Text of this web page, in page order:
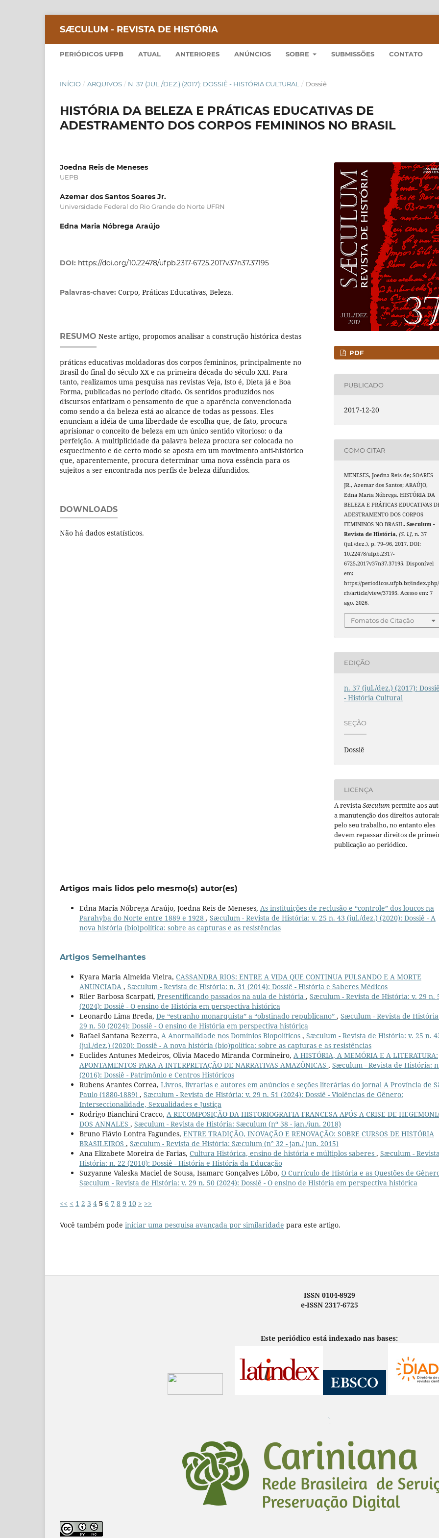
SÆCULUM - REVISTA DE HISTÓRIA
PERIÓDICOS UFPB ATUAL ANTERIORES ANÚNCIOS SOBRE SUBMISSÕES CONTATO
INÍCIO / ARQUIVOS / N. 37 (JUL./DEZ.) (2017): DOSSIÊ - HISTÓRIA CULTURAL / Dossiê
HISTÓRIA DA BELEZA E PRÁTICAS EDUCATIVAS DE
ADESTRAMENTO DOS CORPOS FEMININOS NO BRASIL
Joedna Reis de Meneses
UEPB
Azemar dos Santos Soares Jr.
Universidade Federal do Rio Grande do Norte UFRN
Edna Maria Nóbrega Araújo
DOI: https://doi.org/10.22478/ufpb.2317-6725.2017v37n37.37195
Palavras-chave: Corpo, Práticas Educativas, Beleza.
RESUMO Neste artigo, propomos analisar a construção histórica destas
práticas educativas moldadoras dos corpos femininos, principalmente no
Brasil do final do século XX e na primeira década do século XXI. Para
tanto, realizamos uma pesquisa nas revistas Veja, Isto é, Dieta já e Boa
Forma, publicadas no período citado. Os sentidos produzidos nos
discursos enfatizam o pensamento de que a aparência convencionada
como sendo a da beleza está ao alcance de todas as pessoas. Eles
enunciam a idéia de uma liberdade de escolha que, de fato, procura
aprisionar o conceito de beleza em um único sentido vitorioso: o da
perfeição. A multiplicidade da palavra beleza procura ser colocada no
esquecimento e de certo modo se aposta em um movimento anti-histórico
que, aparentemente, procura determinar uma nova essência para os
sujeitos a ser encontrada nos perfis de beleza difundidos.
DOWNLOADS
Não há dados estatísticos.
PDF
PUBLICADO
2017-12-20
COMO CITAR
MENESES, Joedna Reis de; SOARES
JR., Azemar dos Santos; ARAÚJO,
Edna Maria Nóbrega. HISTÓRIA DA
BELEZA E PRÁTICAS EDUCATIVAS
ADESTRAMENTO DOS CORPOS
FEMININOS NO BRASIL.Sæculum -
Revista de História,[S. l.], n. 37
(jul./dez.), p. 79–96, 2017. DOI:
10.22478/ufpb.2317-
6725.2017v37n37.37195. Disponível
em:
https://periodicos.ufpb.br/
rh/article/view/37195. Acesso em: 7
ago. 2026.
Fomatos de Citação
EDIÇÃO
n. 37 (jul./dez.) (2017):
- História Cultural
SEÇÃO
Dossiê
LICENÇA
A revistaSæculumpermite aos
a manutenção dos direitos
pelo seu trabalho, no entanto eles
devem repassar direitos de
publicação ao periódico.
Artigos mais lidos pelo mesmo(s) autor(es)
Edna Maria Nóbrega Araújo, Joedna Reis de Meneses, As instituições de reclusão e “controle” dos loucos na
Parahyba do Norte entre 1889 e 1928 , Sæculum - Revista de História: v. 25 n. 43 (jul./dez.) (2020): Dossiê - A
nova história (bio)política: sobre as capturas e as resistências
Artigos Semelhantes
Kyara Maria Almeida Vieira, CASSANDRA RIOS: ENTRE A VIDA QUE CONTINUA PULSANDO E A MORTE
ANUNCIADA , Sæculum - Revista de História: n. 31 (2014): Dossiê - História e Saberes Médicos
Riler Barbosa Scarpati, Presentificando passados na aula de história , Sæculum - Revista de História: v. 29 n.
(2024): Dossiê - O ensino de História em perspectiva histórica
Leonardo Lima Breda, De “estranho monarquista” a “obstinado republicano” , Sæculum - Revista de
29 n. 50 (2024): Dossiê - O ensino de História em perspectiva histórica
Rafael Santana Bezerra, A Anormalidade nos Domínios Biopolíticos , Sæculum - Revista de História: v. 25 n.
(jul./dez.) (2020): Dossiê - A nova história (bio)política: sobre as capturas e as resistências
Euclides Antunes Medeiros, Olivia Macedo Miranda Cormineiro, A HISTÓRIA, A MEMÓRIA E A LITERATURA:
APONTAMENTOS PARA A INTERPRETAÇÃO DE NARRATIVAS AMAZÔNICAS , Sæculum - Revista de História:
(2016): Dossiê - Patrimônio e Centros Históricos
Rubens Arantes Correa, Livros, livrarias e autores em anúncios e seções literárias do jornal A Província de
Paulo (1880-1889) , Sæculum - Revista de História: v. 29 n. 51 (2024): Dossiê - Violências de Gênero:
Interseccionalidade, Sexualidades e Justiça
Rodrigo Bianchini Cracco, A RECOMPOSIÇÃO DA HISTORIOGRAFIA FRANCESA APÓS A CRISE DE
DOS ANNALES , Sæculum - Revista de História: Sæculum (nº 38 - jan./jun. 2018)
Bruno Flávio Lontra Fagundes, ENTRE TRADIÇÃO, INOVAÇÃO E RENOVAÇÃO: SOBRE CURSOS DE HISTÓRIA
BRASILEIROS , Sæculum - Revista de História: Sæculum (n° 32 - jan./ jun. 2015)
Ana Elizabete Moreira de Farias, Cultura Histórica, ensino de história e múltiplos saberes , Sæculum -
História: n. 22 (2010): Dossiê - História e História da Educação
Suzyanne Valeska Maciel de Sousa, Isamarc Gonçalves Lôbo, O Currículo de História e as Questões de
Sæculum - Revista de História: v. 29 n. 50 (2024): Dossiê - O ensino de História em perspectiva histórica
<< < 1 2 3 4 5 6 7 8 9 10 > >>
Você também pode iniciar uma pesquisa avançada por similaridade para este artigo.
ISSN 0104-8929
e-ISSN 2317-6725
Este periódico está indexado nas bases:
¨